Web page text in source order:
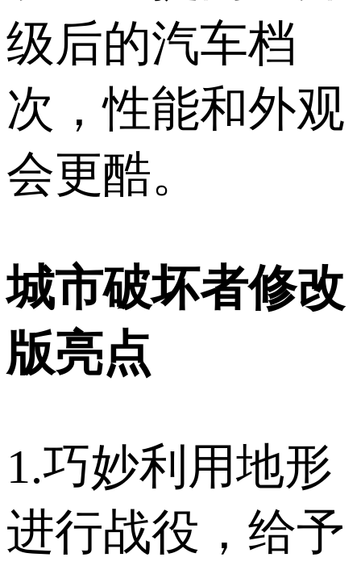
级后的汽车档
次，性能和外观
会更酷。
城市破坏者修改
版亮点
1.巧妙利用地形
进行战役，给予